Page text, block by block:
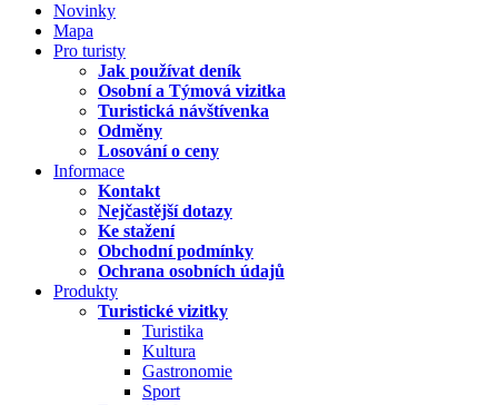
Novinky
Mapa
Pro turisty
Jak používat deník
Osobní a Týmová vizitka
Turistická návštívenka
Odměny
Losování o ceny
Informace
Kontakt
Nejčastější dotazy
Ke stažení
Obchodní podmínky
Ochrana osobních údajů
Produkty
Turistické vizitky
Turistika
Kultura
Gastronomie
Sport